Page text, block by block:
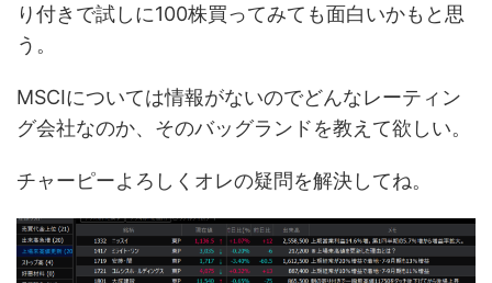
り付きで試しに100株買ってみても面白いかもと思
う。
MSCIについては情報がないのでどんなレーティン
グ会社なのか、そのバッグランドを教えて欲しい。
チャーピーよろしくオレの疑問を解決してね。